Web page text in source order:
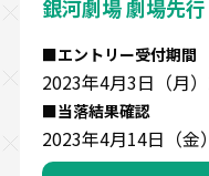
銀河劇場 劇場先行
■エントリー受付期間
2023年4月3日（月
■当落結果確認
2023年4月14日（金）